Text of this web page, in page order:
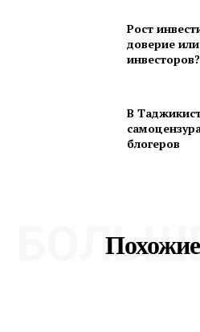
Рост
доверие
инвесторов?
В
блогеров